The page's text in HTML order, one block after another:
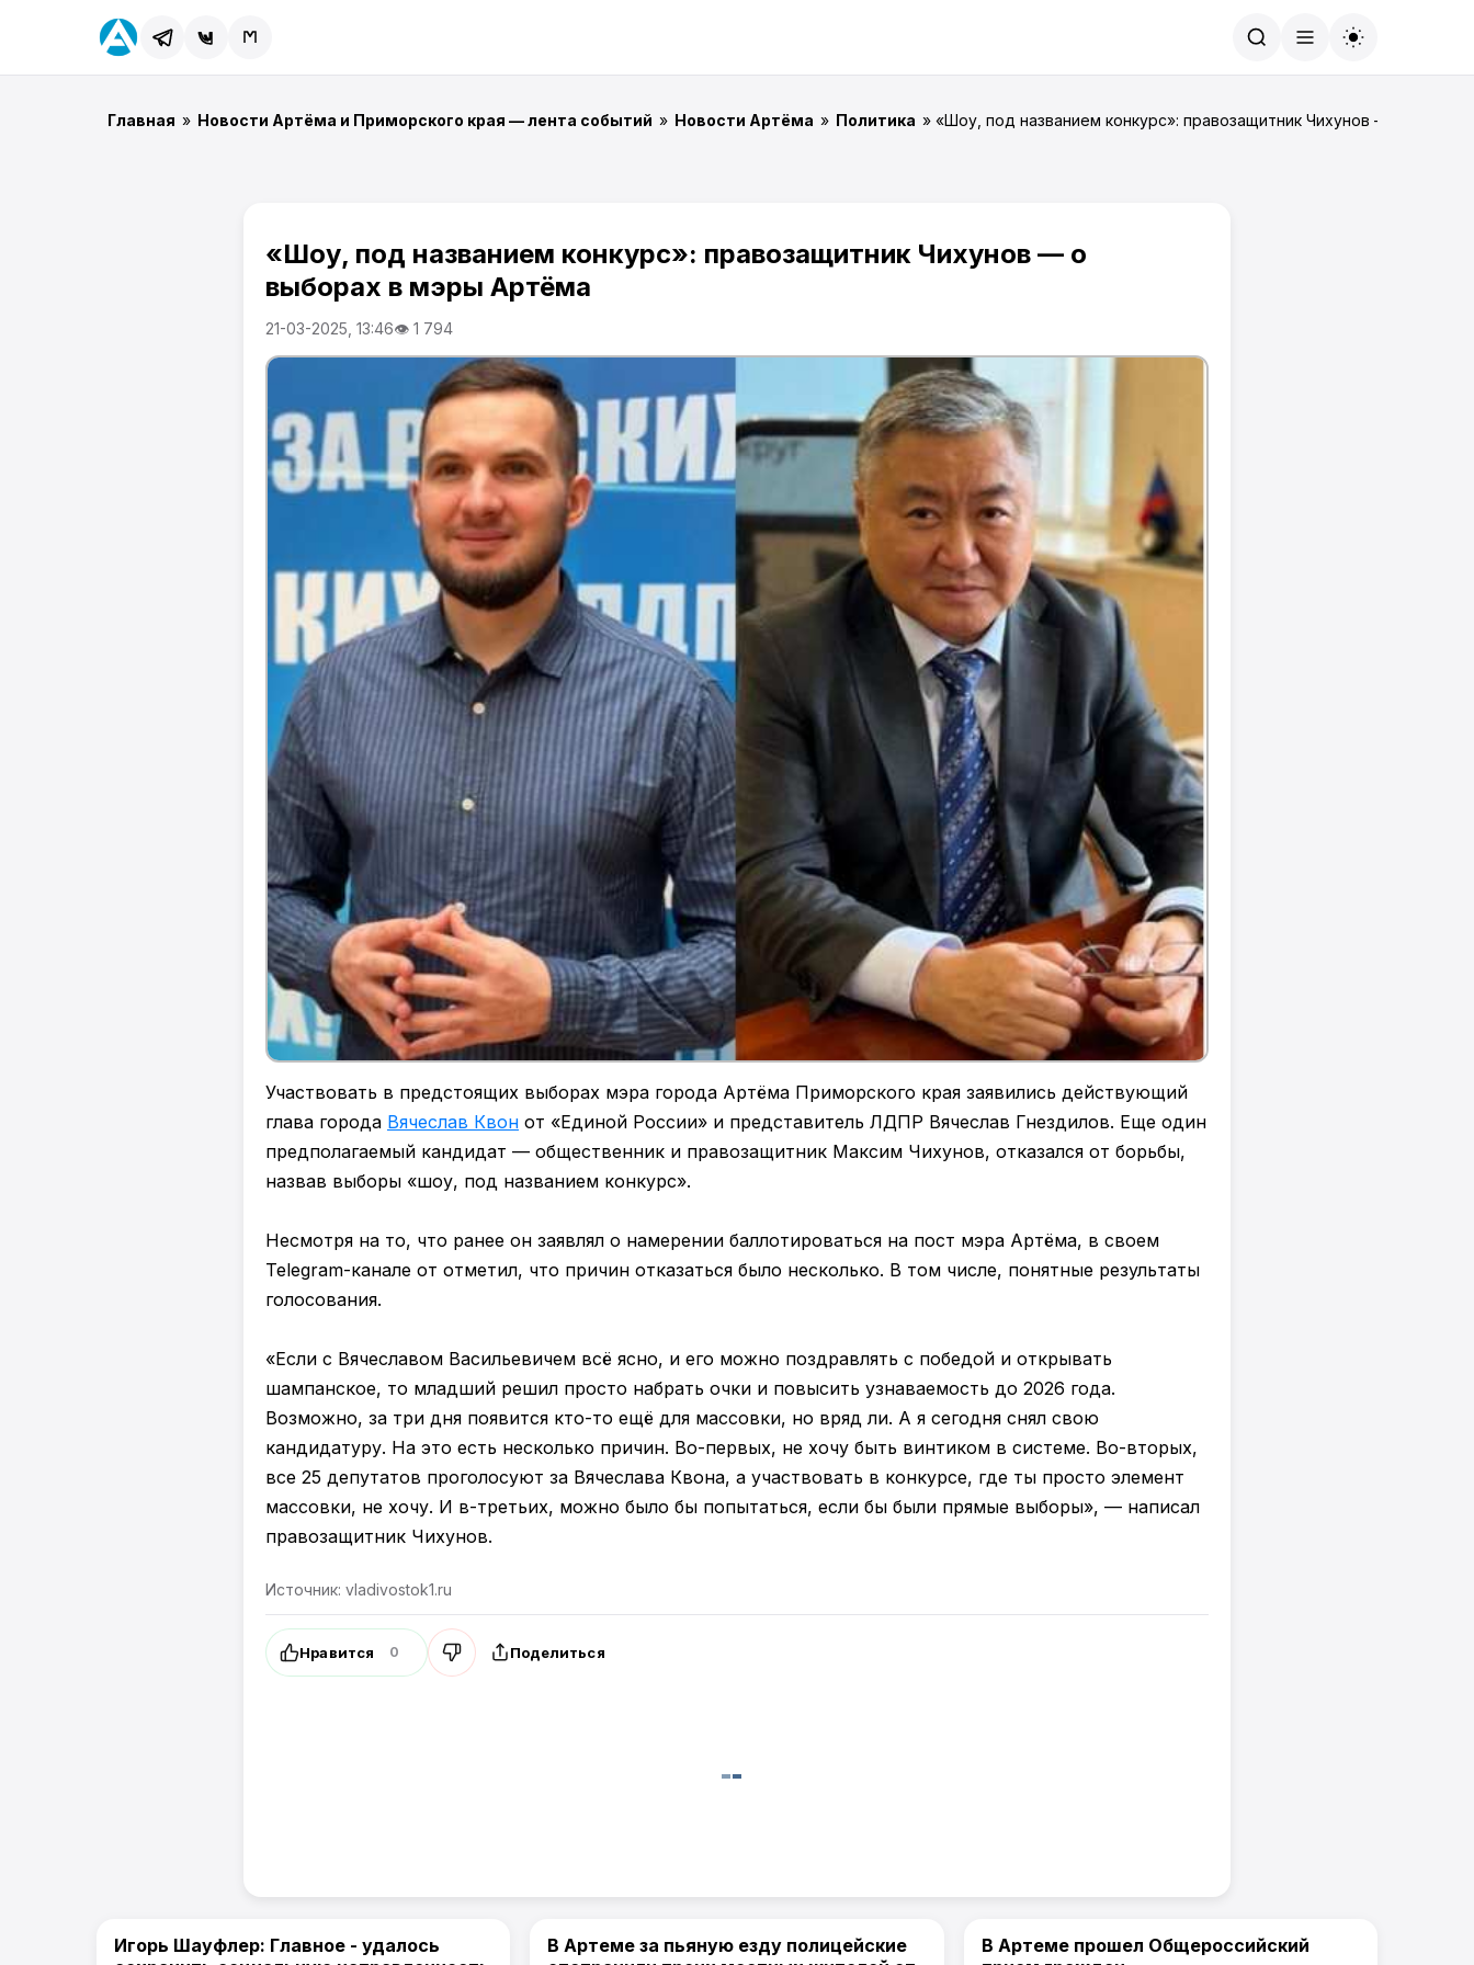
Главная » Новости Артёма и Приморского края — лента событий » Новости Артёма » Политика » «Шоу, под названием конкурс»: правозащитник Чихунов — о
«Шоу, под названием конкурс»: правозащитник Чихунов — о
выборах в мэры Артёма
21-03-2025, 13:46👁 1 794
Участвовать в предстоящих выборах мэра города Артёма Приморского края заявились действующий
глава города Вячеслав Квон от «Единой России» и представитель ЛДПР Вячеслав Гнездилов. Еще один
предполагаемый кандидат — общественник и правозащитник Максим Чихунов, отказался от борьбы,
назвав выборы «шоу, под названием конкурс».
Несмотря на то, что ранее он заявлял о намерении баллотироваться на пост мэра Артёма, в своем
Telegram-канале от отметил, что причин отказаться было несколько. В том числе, понятные результаты
голосования.
«Если с Вячеславом Васильевичем всё ясно, и его можно поздравлять с победой и открывать
шампанское, то младший решил просто набрать очки и повысить узнаваемость до 2026 года.
Возможно, за три дня появится кто-то ещё для массовки, но вряд ли. А я сегодня снял свою
кандидатуру. На это есть несколько причин. Во-первых, не хочу быть винтиком в системе. Во-вторых,
все 25 депутатов проголосуют за Вячеслава Квона, а участвовать в конкурсе, где ты просто элемент
массовки, не хочу. И в-третьих, можно было бы попытаться, если бы были прямые выборы», — написал
правозащитник Чихунов.
Источник: vladivostok1.ru
Нравится 0 Поделиться
Политика
Игорь Шауфлер: Главное - удалось
Политика
В Артеме за пьяную езду полицейские
Политика
В Артеме прошел Общероссийский